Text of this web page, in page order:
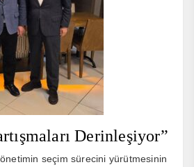
Derinleşiyor”
seçim sürecini yürütmesinin